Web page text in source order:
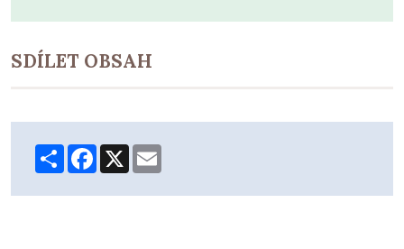
SDÍLET OBSAH
ShareFacebook
X